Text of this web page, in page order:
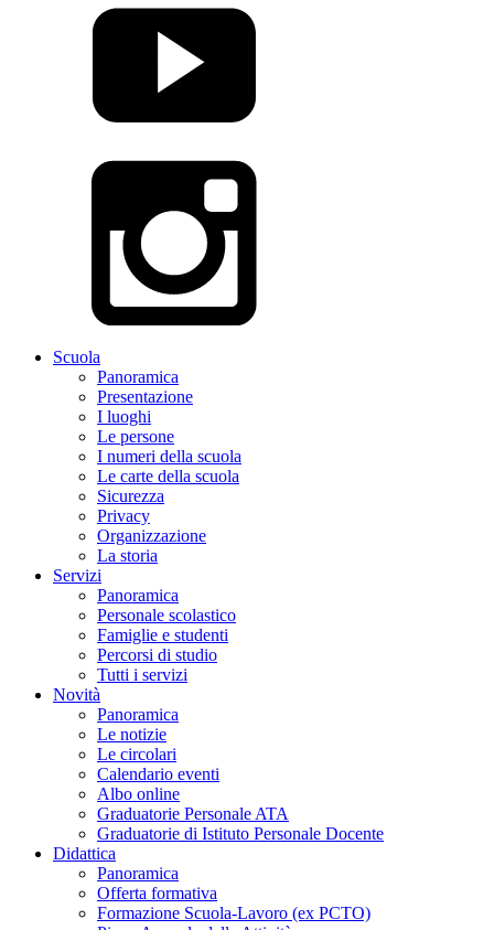
Scuola
Panoramica
Presentazione
I luoghi
Le persone
I numeri della scuola
Le carte della scuola
Sicurezza
Privacy
Organizzazione
La storia
Servizi
Panoramica
Personale scolastico
Famiglie e studenti
Percorsi di studio
Tutti i servizi
Novità
Panoramica
Le notizie
Le circolari
Calendario eventi
Albo online
Graduatorie Personale ATA
Graduatorie di Istituto Personale Docente
Didattica
Panoramica
Offerta formativa
Formazione Scuola-Lavoro (ex PCTO)